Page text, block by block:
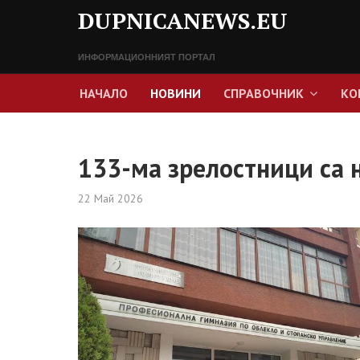
DUPNICANEWS.EU
ИНФОРМАЦИОННИЯТ ПОРТАЛ
НАЧАЛО НОВИНИ СПРАВОЧНИК
133-ма зрелостници са
22 Май 2026